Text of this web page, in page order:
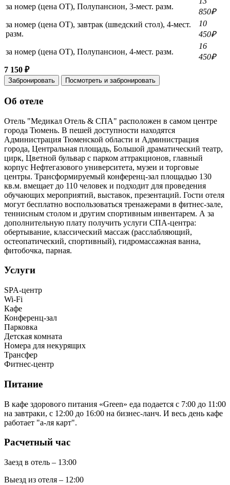
за номер (цена ОТ), Полупансион, 3-мест. разм.
850₽
за номер (цена ОТ), завтрак (шведский стол), 4-мест.
разм.
10
450₽
за номер (цена ОТ), Полупансион, 4-мест. разм.
16
450₽
7 150 ₽
Забронировать Посмотреть и забронировать
Об отеле
Отель "Медикал Отель & СПА" расположен в самом центре
города Тюмень. В пешей доступности находятся
Администрация Тюменской области и Администрация
города, Центральная площадь, Большой драматический театр,
цирк, Цветной бульвар с парком аттракционов, главный
корпус Нефтегазового университета, музеи и торговые
центры. Трансформируемый конференц-зал площадью 130
кв.м. вмещает до 110 человек и подходит для проведения
обучающих мероприятий, выставок, презентаций. Гости отеля
могут бесплатно воспользоваться тренажерами в фитнес-зале,
теннисным столом и другим спортивным инвентарем. А за
дополнительную плату получить услуги СПА-центра:
обертывание, классический массаж (расслабляющий,
остеопатический, спортивный), гидромассажная ванна,
фитобочка, парная.
Услуги
SPA-центр
Wi-Fi
Кафе
Конференц-зал
Парковка
Детская комната
Номера для некурящих
Трансфер
Фитнес-центр
Питание
В кафе здорового питания «Green» еда подается с 7:00 до 11:00
на завтраки, с 12:00 до 16:00 на бизнес-ланч. И весь день кафе
работает "а-ля карт".
Расчетный час
Заезд в отель – 13:00
Выезд из отеля – 12:00